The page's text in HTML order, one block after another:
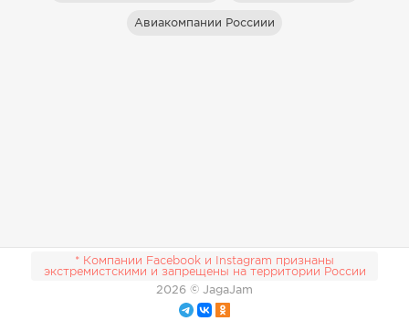
Авиакомпании Россиии
* Компании Facebook и Instagram признаны
экстремистскими и запрещены на территории России
2026 © JagaJam